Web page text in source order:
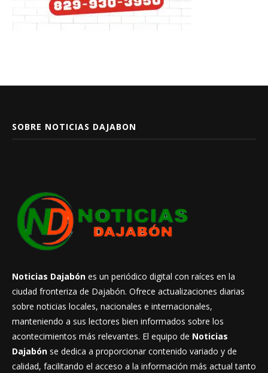
SOBRE NOTICIAS DAJABON
Noticias Dajabón es un periódico digital con raíces en la
ciudad fronteriza de Dajabón. Ofrece actualizaciones diarias
sobre noticias locales, nacionales e internacionales,
manteniendo a sus lectores bien informados sobre los
acontecimientos más relevantes. El equipo de Noticias
Dajabón se dedica a proporcionar contenido variado y de
calidad, facilitando el acceso a la información más actual tanto